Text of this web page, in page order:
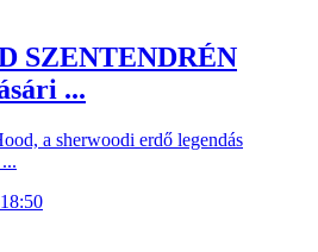
SZENTENDRÉN
...
a sherwoodi erdő legendás